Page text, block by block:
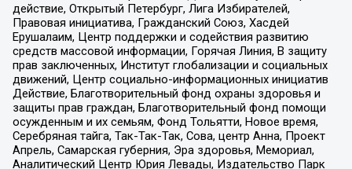
действие, Открытый Петербург, Лига Избирателей,
Правовая инициатива, Гражданский Союз, Хасдей
Ерушалаим, Центр поддержки и содействия развитию
средств массовой информации, Горячая Линия, В защиту
прав заключенных, Институт глобализации и социальных
движений, Центр социально-информационных инициатив
Действие, Благотворительный фонд охраны здоровья и
защиты прав граждан, Благотворительный фонд помощи
осужденным и их семьям, Фонд Тольятти, Новое время,
Серебряная тайга, Так-Так-Так, Сова, центр Анна, Проект
Апрель, Самарская губерния, Эра здоровья, Мемориал,
Аналитический Центр Юрия Левады, Издательство Парк